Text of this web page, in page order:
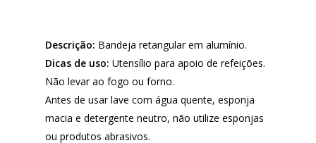
Descrição: Bandeja retangular em alumínio.
Dicas de uso: Utensílio para apoio de refeições.
Não levar ao fogo ou forno.
Antes de usar lave com água quente, esponja
macia e detergente neutro, não utilize esponjas
ou produtos abrasivos.